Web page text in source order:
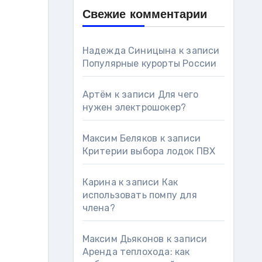
Свежие комментарии
Надежда Синицына к записи
Популярные курорты России
Артём к записи Для чего
нужен электрошокер?
Максим Беляков к записи
Критерии выбора лодок ПВХ
Карина к записи Как
использовать помпу для
члена?
Максим Дьяконов к записи
Аренда теплохода: как